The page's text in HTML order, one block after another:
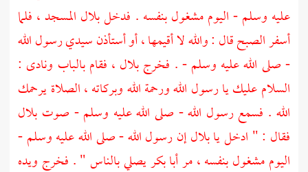
عليه وسلم - اليوم مشغول بنفسه . فدخلبلال المسجد ، فلما
أسفر الصبح قال : والله لا أقيمها ، أو أستأذن سيدي رسول الله
- صلى الله عليه وسلم - . فخرجبلال ، فقام بالباب ونادى :
السلام عليك يا رسول الله ورحمة الله وبركاته ، الصلاة يرحمك
الله . فسمع رسول الله - صلى الله عليه وسلم - صوت بلال
فقال : " ادخل يابلالإن رسول الله - صلى الله عليه وسلم -
اليوم مشغول بنفسه ، مرأبا بكريصلي بالناس " . فخرج ويده